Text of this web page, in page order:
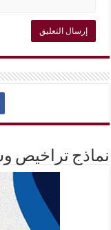
نماذج تراخيص